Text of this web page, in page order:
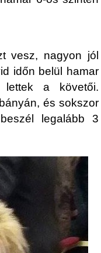
vesz, nagyon jól
időn belül hamar
lettek a követői.
és sokszor
legalább 3